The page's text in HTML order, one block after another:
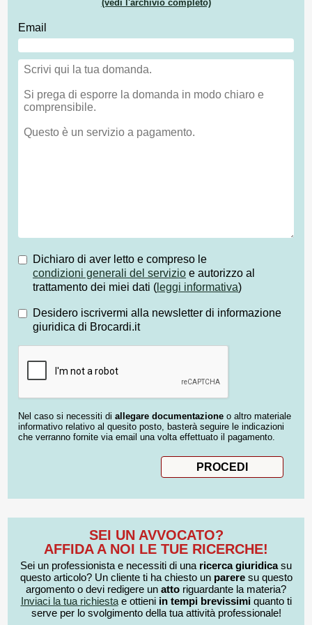
(vedi l'archivio completo)
Email
Dichiaro di aver letto e compreso le
condizioni generali del servizio e autorizzo al
trattamento dei miei dati ( leggi informativa)
Desidero iscrivermi alla newsletter di informazione
giuridica di Brocardi.it
Nel caso si necessiti di allegare documentazione o altro materiale
informativo relativo al quesito posto, basterà seguire le indicazioni
che verranno fornite via email una volta effettuato il pagamento.
SEI UN AVVOCATO?
AFFIDA A NOI LE TUE RICERCHE!
Sei un professionista e necessiti di una ricerca giuridicasu
questo articolo? Un cliente ti ha chiesto un pareresu questo
argomento o devi redigere un atto riguardante la materia?
Inviaci la tua richiestae ottieni in tempi brevissimiquanto ti
serve per lo svolgimento della tua attività professionale!